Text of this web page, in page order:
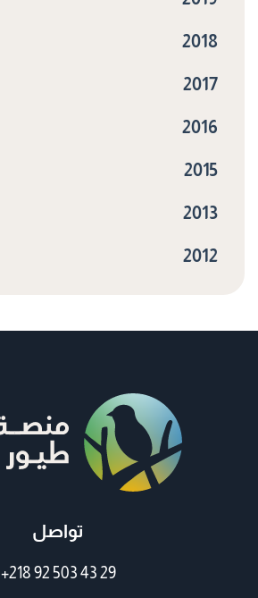
2018
2017
2016
2015
2013
2012
تواصل
+218 92 503 43 29